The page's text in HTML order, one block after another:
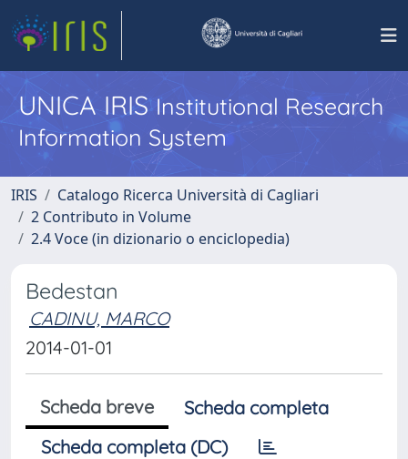
UNICA IRISInstitutional Research
Information System
IRIS
Catalogo Ricerca Università di Cagliari
2 Contributo in Volume
2.4 Voce (in dizionario o enciclopedia)
Bedestan
CADINU, MARCO
2014-01-01
Scheda breve
Scheda completa
Scheda completa (DC)